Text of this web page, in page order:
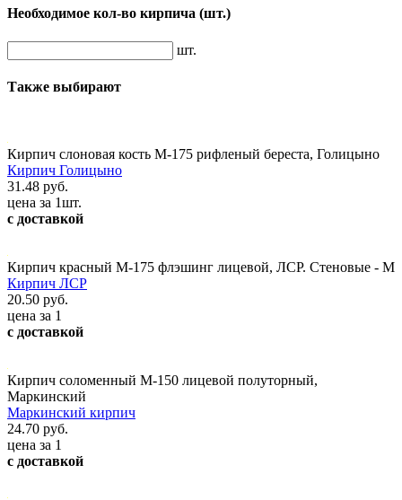
Необходимое кол-во кирпича (шт.)
шт.
Также выбирают
Кирпич слоновая кость М-175 рифленый береста, Голицыно
Кирпич Голицыно
31.48 руб.
цена за 1шт.
с доставкой
Кирпич красный М-175 флэшинг лицевой, ЛСР. Стеновые - М
Кирпич ЛСР
20.50 руб.
цена за 1
с доставкой
Кирпич соломенный М-150 лицевой полуторный,
Маркинский
Маркинский кирпич
24.70 руб.
цена за 1
с доставкой